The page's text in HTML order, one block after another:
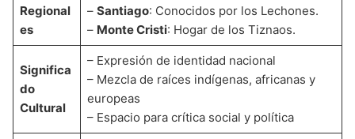
Regional
es
– Santiago: Conocidos por los Lechones.
– Monte Cristi: Hogar de los Tiznaos.
Significa
do
Cultural
– Expresión de identidad nacional
– Mezcla de raíces indígenas, africanas y
europeas
– Espacio para crítica social y política